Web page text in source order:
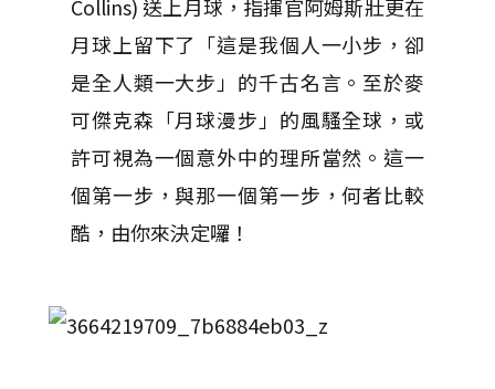
Collins) 送上月球，指揮官阿姆斯壯更在
月球上留下了「這是我個人一小步，卻
是全人類一大步」的千古名言。至於麥
可傑克森「月球漫步」的風騷全球，或
許可視為一個意外中的理所當然。這一
個第一步，與那一個第一步，何者比較
酷，由你來決定囉！